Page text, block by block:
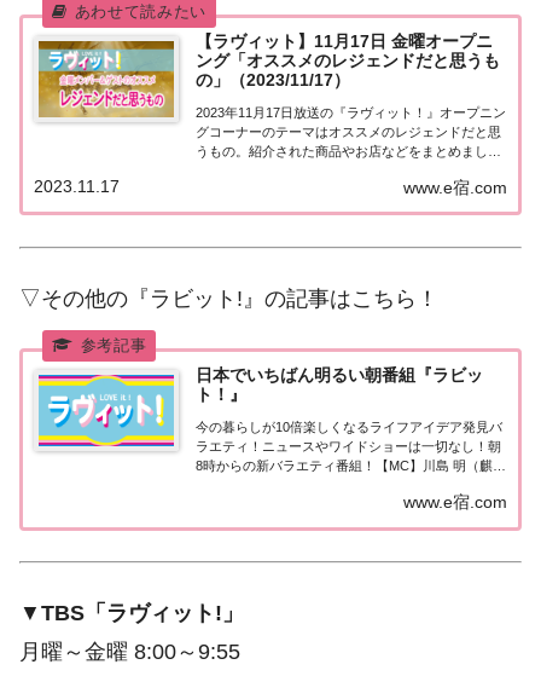
【ラヴィット】11月17日 金曜オープニ
ング「オススメのレジェンドだと思うも
の」（2023/11/17）
2023年11月17日放送の『ラヴィット！』オープニン
グコーナーのテーマはオススメのレジェンドだと思
うもの。紹介された商品やお店などをまとめまし
だと思うもの今日11月17日は2013年に競馬界のレジ
ェンド・武豊騎手がG1通算100勝を...
www.e宿.com
2023.11.17
▽その他の『ラビット!』の記事はこちら！
日本でいちばん明るい朝番組『ラビッ
ト！』
今の暮らしが10倍楽しくなるライフアイデア発見バ
ラエティ！ニュースやワイドショーは一切なし！朝
8時からの新バラエティ番組！【MC】川島 明（麒
www.e宿.com
▼ TBS「ラヴィット!」
月曜～金曜 8:00～9:55